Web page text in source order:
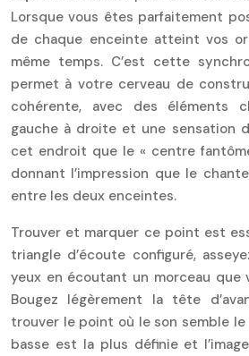
Lorsque vous êtes parfaitement
de chaque enceinte atteint vos
même temps. C’est cette
permet à votre cerveau de
cohérente, avec des éléments
gauche à droite et une sensation
cet endroit que le « centre
donnant l’impression que le
entre les deux enceintes.
Trouver et marquer ce point est
triangle d’écoute configuré,
yeux en écoutant un morceau que
Bougez légèrement la tête
trouver le point où le son semble le
basse est la plus définie et